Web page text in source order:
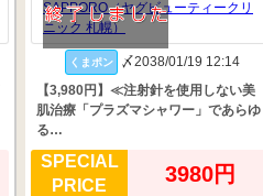
くまポン
〆2038/01/19 12:14
【3,980円】≪注射針を使用しない美
肌治療「プラズマシャワー」であらゆ
る…
SPECIAL
PRICE
3980円